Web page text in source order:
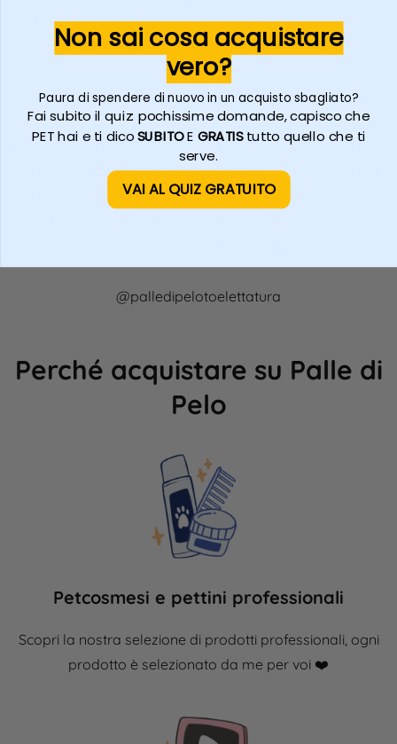
è abituato al bagno ma è oleoso, usa le
polveri, io uso Magichella. Ti aiuterà a
ridurre l’attrito con il pettine e a rendere la
pettinatura scorrevole senza far arrabbiare
micio. Assorbe l’olio e può essere
tranquillamente ingerita 😃 palledipelo.com
#toelettaturaprofessionale
#groomingcat
polvere che
oleosità per
Assorbe
😉
@palledipelotoelettatura
Perché acquistare su Palle di
Pelo
Petcosmesi e pettini professionali
Scopri la nostra selezione di prodotti professionali, ogni
prodotto è selezionato da me per voi ❤️​
Non sai cosa acquistare
vero?
Paura di spendere di nuovo in un acquisto sbagliato?
Fai subito il quiz: pochissime domande, capisco che
PET hai e ti dicoSUBITOE GRATIStutto quello che ti
serve.
VAI AL QUIZ GRATUITO